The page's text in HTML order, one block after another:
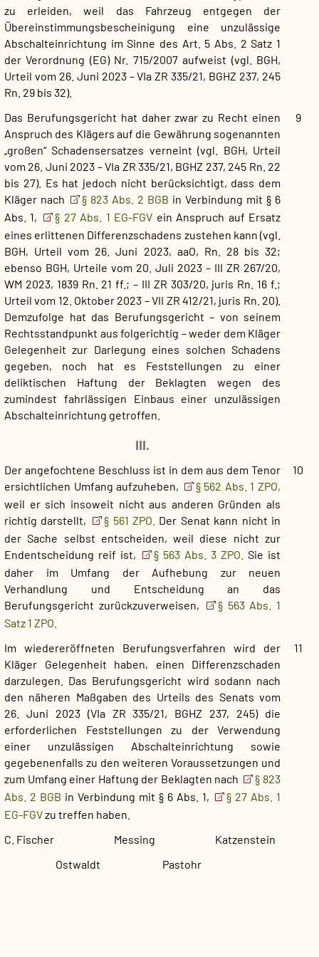
zu erleiden, weil das Fahrzeug entgegen der
Übereinstimmungsbescheinigung eine unzulässige
Abschalteinrichtung im Sinne des Art. 5 Abs. 2 Satz 1
der Verordnung (EG) Nr. 715/2007 aufweist (vgl. BGH,
Urteil vom 26. Juni 2023 – VIa ZR 335/21, BGHZ 237, 245
Rn. 29 bis 32).
9
Das Berufungsgericht hat daher zwar zu Recht einen
Anspruch des Klägers auf die Gewährung sogenannten
„großen“ Schadensersatzes verneint (vgl. BGH, Urteil
vom 26. Juni 2023 – VIa ZR 335/21, BGHZ 237, 245 Rn. 22
bis 27). Es hat jedoch nicht berücksichtigt, dass dem
Kläger nach
§ 823 Abs. 2 BGB in Verbindung mit § 6
Abs. 1,
§ 27 Abs. 1 EG-FGV ein Anspruch auf Ersatz
eines erlittenen Differenzschadens zustehen kann (vgl.
BGH, Urteil vom 26. Juni 2023, aaO, Rn. 28 bis 32;
ebenso BGH, Urteile vom 20. Juli 2023 – III ZR 267/20,
WM 2023, 1839 Rn. 21 ff.; – III ZR 303/20, juris Rn. 16 f.;
Urteil vom 12. Oktober 2023 – VII ZR 412/21, juris Rn. 20).
Demzufolge hat das Berufungsgericht – von seinem
Rechtsstandpunkt aus folgerichtig – weder dem Kläger
Gelegenheit zur Darlegung eines solchen Schadens
gegeben, noch hat es Feststellungen zu einer
deliktischen Haftung der Beklagten wegen des
zumindest fahrlässigen Einbaus einer unzulässigen
Abschalteinrichtung getroffen.
III.
10
Der angefochtene Beschluss ist in dem aus dem Tenor
ersichtlichen Umfang aufzuheben,
§ 562 Abs. 1 ZPO,
weil er sich insoweit nicht aus anderen Gründen als
richtig darstellt,
§ 561 ZPO. Der Senat kann nicht in
der Sache selbst entscheiden, weil diese nicht zur
Endentscheidung reif ist,
§ 563 Abs. 3 ZPO. Sie ist
daher im Umfang der Aufhebung zur neuen
Verhandlung und Entscheidung an das
Berufungsgericht zurückzuverweisen,
§ 563 Abs. 1
Satz 1 ZPO.
11
Im wiedereröffneten Berufungsverfahren wird der
Kläger Gelegenheit haben, einen Differenzschaden
darzulegen. Das Berufungsgericht wird sodann nach
den näheren Maßgaben des Urteils des Senats vom
26. Juni 2023 (VIa ZR 335/21, BGHZ 237, 245)die
erforderlichen
Feststellungen zu der Verwendung
einer unzulässigen Abschalteinrichtung sowie
gegebenenfalls zu den weiteren Voraussetzungen und
zum Umfang einer Haftung der Beklagten nach
§ 823
Abs. 2 BGB in Verbindung mit § 6 Abs. 1,
§ 27 Abs. 1
EG-FGVzu treffen haben.
C. Fischer Messing Katzenstein
Ostwaldt Pastohr